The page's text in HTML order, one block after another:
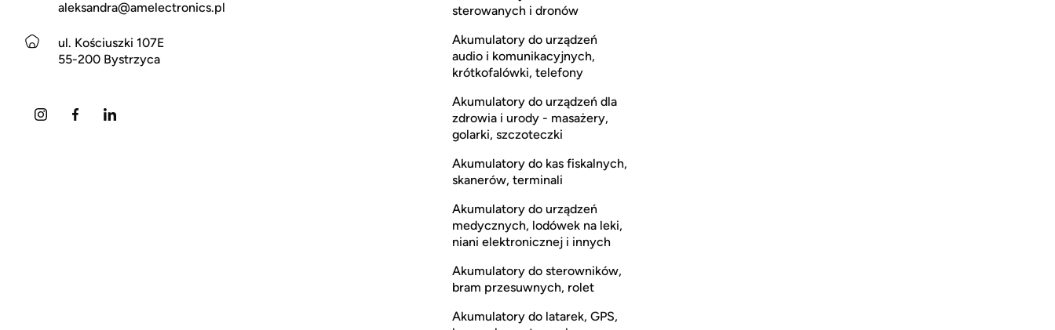
aleksandra@amelectronics.pl
ul. Kościuszki 107E
55-200 Bystrzyca
sterowanych i dronów
Akumulatory do urządzeń
audio i komunikacyjnych,
krótkofalówki, telefony
Akumulatory do urządzeń dla
zdrowia i urody - masażery,
golarki, szczoteczki
Akumulatory do kas fiskalnych,
skanerów, terminali
Akumulatory do urządzeń
medycznych, lodówek na leki,
niani elektronicznej i innych
Akumulatory do sterowników,
bram przesuwnych, rolet
Akumulatory do latarek, GPS,